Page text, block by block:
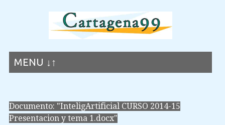
MENU ↓↑
Documento: "InteligArtificial CURSO 2014-15
Presentacion y tema 1.docx"